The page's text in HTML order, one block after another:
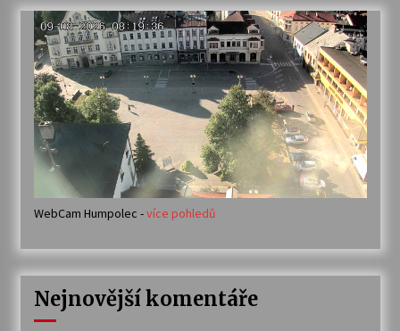
WebCam Humpolec -více pohledů
Nejnovější komentáře